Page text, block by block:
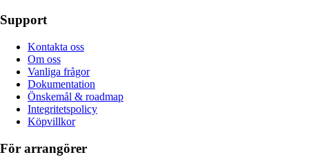
Support
Kontakta oss
Om oss
Vanliga frågor
Dokumentation
Önskemål & roadmap
Integritetspolicy
Köpvillkor
För arrangörer